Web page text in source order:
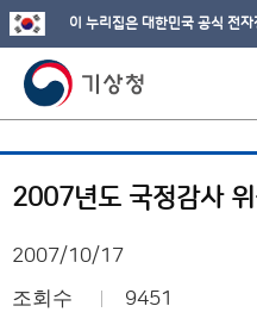
이 누리집은 대한민국 공식 전
2007년도 국정감사
2007/10/17
조회수 9451